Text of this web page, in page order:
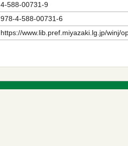
4-588-00731-9
978-4-588-00731-6
https://www.lib.pref.miyazaki.lg.jp/winj/